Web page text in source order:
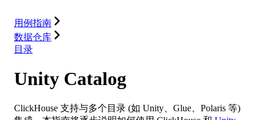
用例指南
数据仓库
目录
Unity Catalog
ClickHouse 支持与多个目录 (如 Unity、Glue、Polaris 等)